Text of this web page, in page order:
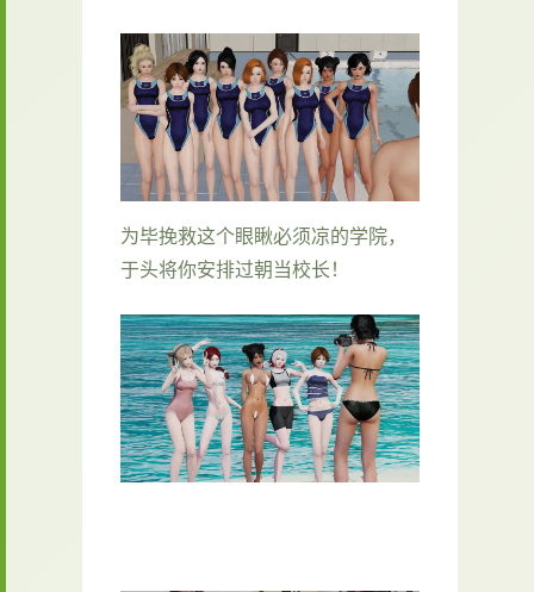
为毕挽救这个眼瞅必须凉的学院，
于头将你安排过朝当校长！